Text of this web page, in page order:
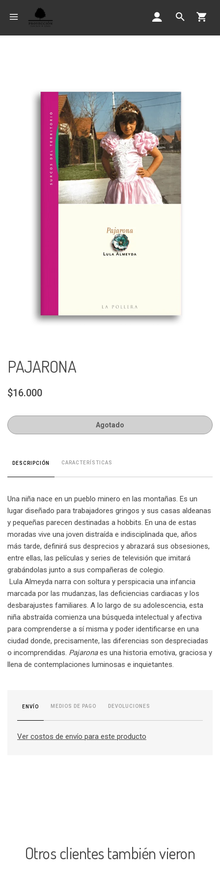
PAJARONA
$16.000
Agotado
DESCRIPCIÓN CARACTERÍSTICAS
Una niña nace en un pueblo minero en las montañas. Es un
lugar diseñado para trabajadores gringos y sus casas aldeanas
y pequeñas parecen destinadas a hobbits. En una de estas
moradas vive una joven distraída e indisciplinada que, años
más tarde, definirá sus desprecios y abrazará sus obsesiones,
entre ellas, las películas y series de televisión que imitará
grabándolas junto a sus compañeras de colegio.
Lula Almeyda narra con soltura y perspicacia una infancia
marcada por las mudanzas, las deficiencias cardiacas y los
desbarajustes familiares. A lo largo de su adolescencia, esta
niña abstraída comienza una búsqueda intelectual y afectiva
para comprenderse a sí misma y poder identificarse en una
ciudad donde, precisamente, las diferencias son despreciadas
o incomprendidas. Pajaronaes una historia emotiva, graciosa y
llena de contemplaciones luminosas e inquietantes.
ENVÍO MEDIOS DE PAGO DEVOLUCIONES
Ver costos de envío para este producto
Otros clientes también vieron